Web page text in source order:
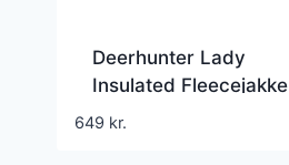
Deerhunter Lady
Insulated Fleecejakke
649 kr.